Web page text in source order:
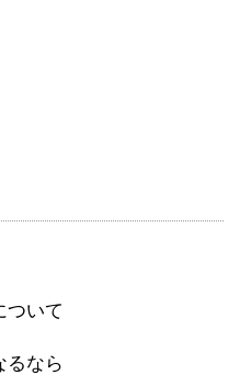
ついて
るなら